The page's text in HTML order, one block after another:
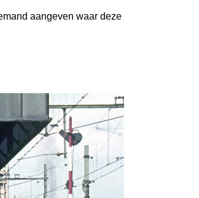
aan­geven waar deze